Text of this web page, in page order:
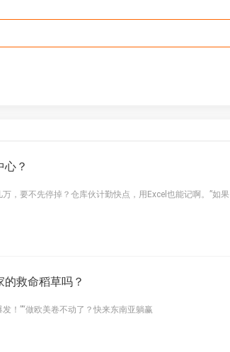
？
，要不先停掉？仓库伙计勤快点，用Excel也能记啊。”如果
救命稻草吗？
！”“做欧美卷不动了？快来东南亚躺赢